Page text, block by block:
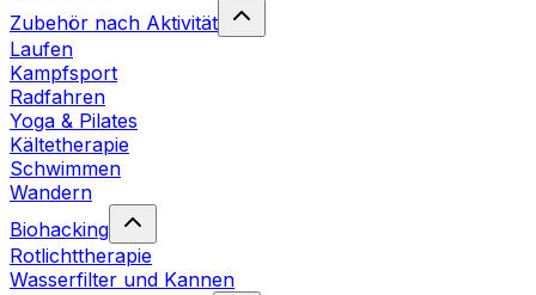
Zubehör nach Aktivität
Laufen
Kampfsport
Radfahren
Yoga & Pilates
Kältetherapie
Schwimmen
Wandern
Biohacking
Rotlichttherapie
Wasserfilter und Kannen